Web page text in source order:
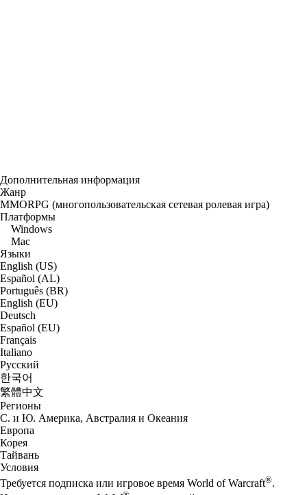
Дополнительная информация
Жанр
MMORPG (многопользовательская сетевая ролевая игра)
Платформы
Windows
Mac
Языки
English (US)
Español (AL)
Português (BR)
English (EU)
Deutsch
Español (EU)
Français
Italiano
Русский
한국어
繁體中文
Регионы
С. и Ю. Америка, Австралия и Океания
Европа
Корея
Тайвань
Условия
Требуется подписка или игровое время World of Warcraft®.